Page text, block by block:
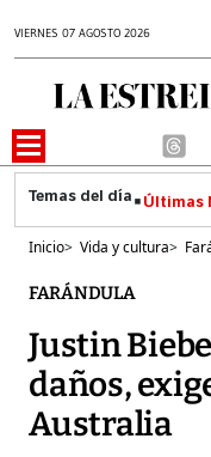
VIERNES 07 AGOSTO 2026
Últimas
Inicio> Vida y cultura>
FARÁNDULA
Justin
daños,
Australia